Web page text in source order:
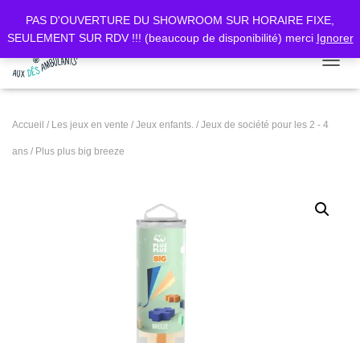
PAS D'OUVERTURE DU SHOWROOM SUR HORAIRE FIXE,
SEULEMENT SUR RDV !!! (beaucoup de disponibilité) merci Ignorer
Accueil / Les jeux en vente / Jeux enfants. / Jeux de société pour les 2 - 4
ans / Plus plus big breeze